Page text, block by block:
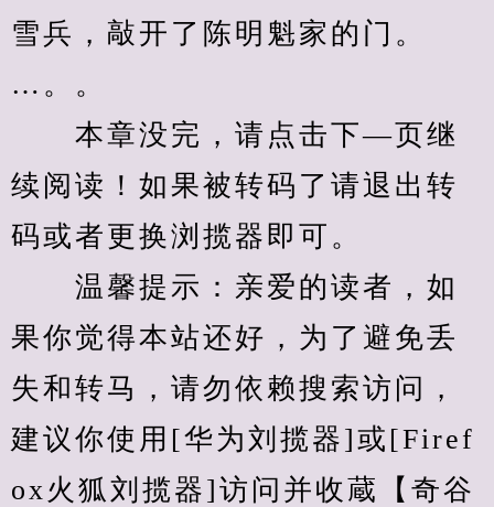
雪兵，敲开了陈明魁家的门。
…。。
本章没完，请点击下—页继
续阅读！如果被转码了请退出转
码或者更换浏揽器即可。
温馨提示：亲爱的读者，如
果你觉得本站还好，为了避免丢
失和转马，请勿依赖搜索访问，
建议你使用[华为刘揽器]或[Firef
ox火狐刘揽器]访问并收蔵【奇谷